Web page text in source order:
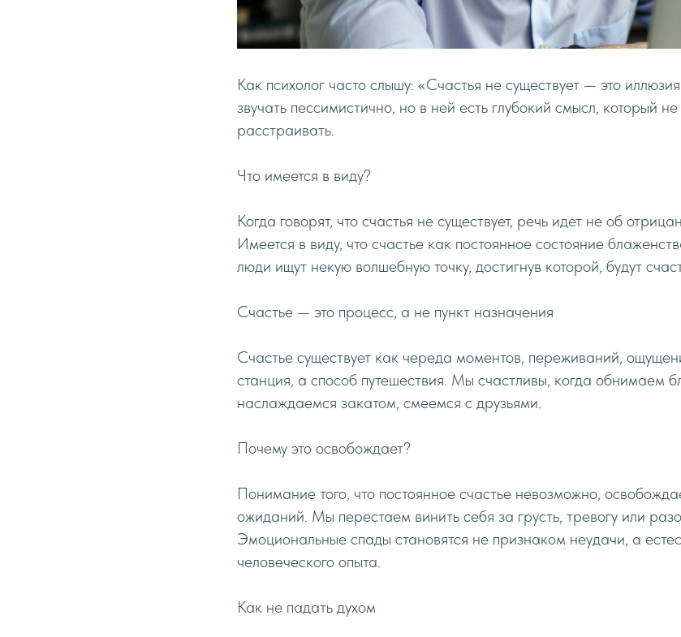
Как психолог часто слышу: «Счастья не существует — это
звучать пессимистично, но в ней есть глубокий смысл, который
расстраивать.
Что имеется в виду?
Когда говорят, что счастья не существует, речь идет не об
Имеется в виду, что счастье как постоянное состояние
люди ищут некую волшебную точку, достигнув которой, будут
Счастье — это процесс, а не пункт назначения
Счастье существует как череда моментов, переживаний,
станция, а способ путешествия. Мы счастливы, когда обнимаем
наслаждаемся закатом, смеемся с друзьями.
Почему это освобождает?
Понимание того, что постоянное счастье невозможно,
ожиданий. Мы перестаем винить себя за грусть, тревогу или
Эмоциональные спады становятся не признаком неудачи, а
человеческого опыта.
Как не падать духом